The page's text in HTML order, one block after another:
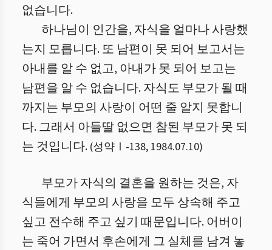
없습니다.
하나님이 인간을, 자식을 얼마나 사랑했
는지 모릅니다. 또 남편이 못 되어 보고서는
아내를 알 수 없고, 아내가 못 되어 보고는
남편을 알 수 없습니다. 자식도 부모가 될 때
까지는 부모의 사랑이 어떤 줄 알지 못합니
다. 그래서 아들딸 없으면 참된 부모가 못 되
는 것입니다. (성약Ⅰ -138, 1984.07.10)
부모가 자식의 결혼을 원하는 것은, 자
식들에게 부모의 사랑을 모두 상속해 주고
싶고 전수해 주고 싶기 때문입니다. 어버이
는 죽어 가면서 후손에게 그 실체를 남겨 놓